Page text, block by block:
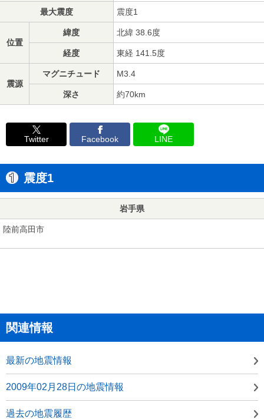
最大震度 震度1
位置
緯度 北緯 38.6度
経度 東経 141.5度
震源
マグニチュード M3.4
深さ 約70km
Twitter Facebook LINE
震度1
岩手県
陸前高田市
関連情報
最新の地震情報
2009年02月28日の地震情報
過去の地震履歴